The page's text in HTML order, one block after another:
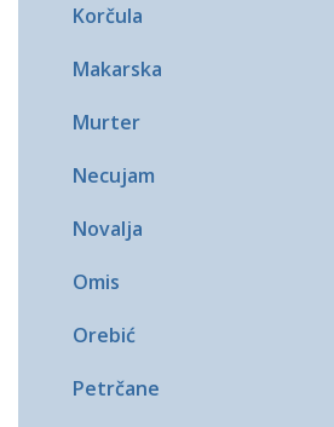
Korčula
Makarska
Murter
Necujam
Novalja
Omis
Orebić
Petrčane